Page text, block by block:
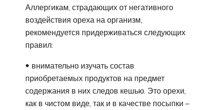
Аллергикам, страдающих от негативного
воздействия ореха на организм,
рекомендуется придерживаться следующих
правил:
внимательно изучать состав
приобретаемых продуктов на предмет
содержания в них следов кешью. Это орехи,
как в чистом виде, так и в качестве посыпки –